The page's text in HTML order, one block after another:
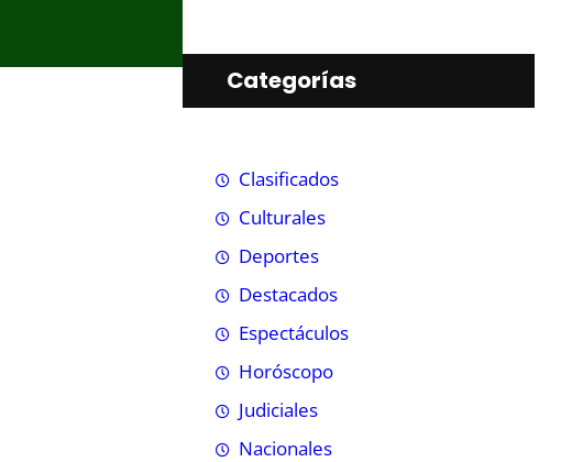
Categorías
Clasificados
Culturales
Deportes
Destacados
Espectáculos
Horóscopo
Judiciales
Nacionales